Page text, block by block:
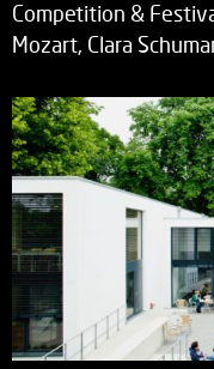
Competition &
Mozart, Clara